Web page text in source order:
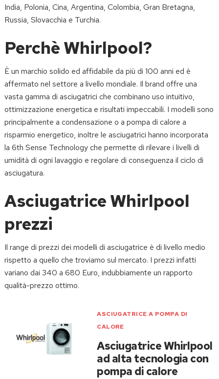
India, Polonia, Cina, Argentina, Colombia, Gran Bretagna,
Russia, Slovacchia e Turchia.
Perchè Whirlpool?
È un marchio solido ed affidabile da più di 100 anni ed è
affermato nel settore a livello mondiale. Il brand offre una
vasta gamma di asciugatrici che combinano uso intuitivo,
ottimizzazione energetica e risultati impeccabili. I modelli sono
principalmente a condensazione o a pompa di calore a
risparmio energetico, inoltre le asciugatrici hanno incorporata
la 6th Sense Technology che permette di rilevare i livelli di
umidità di ogni lavaggio e regolare di conseguenza il ciclo di
asciugatura.
Asciugatrice Whirlpool
prezzi
Il range di prezzi dei modelli di asciugatrice è di livello medio
rispetto a quello che troviamo sul mercato. I prezzi infatti
variano dai 340 a 680 Euro, indubbiamente un rapporto
qualità-prezzo ottimo.
ASCIUGATRICE A POMPA DI
CALORE
Asciugatrice Whirlpool
ad alta tecnologia con
pompa di calore